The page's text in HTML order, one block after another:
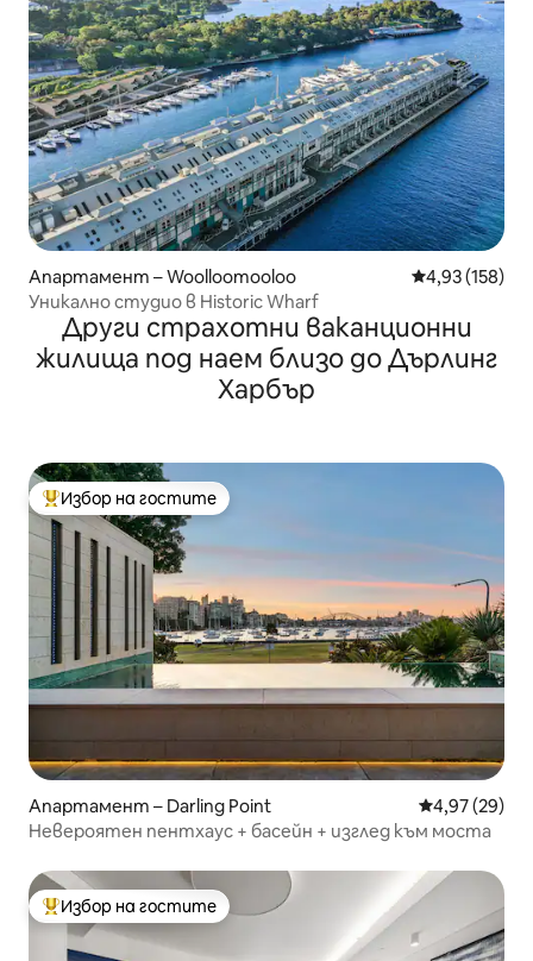
Апартамент – Woolloomooloo Средна
4,93 (158)
Уникално студио в Historic Wharf
Други страхотни ваканционни
жилища под наем близо до Дърлинг
Харбър
Най-популярен избор на гостите
Избор на гостите
Апартамент – Darling Point Средна
4,97 (29)
Невероятен пентхаус + басейн + изглед към моста
Най-популярен избор на гостите
Избор на гостите